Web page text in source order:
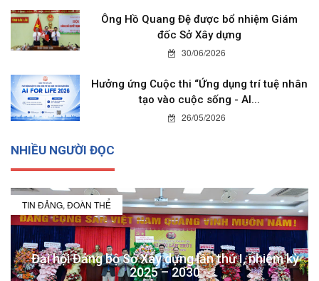
Ông Hồ Quang Đệ được bổ nhiệm Giám
đốc Sở Xây dựng
30/06/2026
Hưởng ứng Cuộc thi “Ứng dụng trí tuệ nhân
tạo vào cuộc sống - AI...
26/05/2026
NHIỀU NGƯỜI ĐỌC
TIN ĐẢNG, ĐOÀN THỂ
Đại hội Đảng bộ Sở Xây dựng lần thứ I, nhiệm kỳ
2025 – 2030